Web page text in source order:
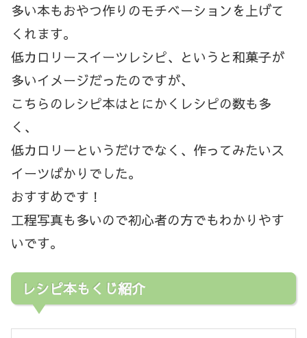
多い本もおやつ作りのモチベーションを上げて
くれます。
低カロリースイーツレシピ、というと和菓子が
多いイメージだったのですが、
こちらのレシピ本はとにかくレシピの数も多
く、
低カロリーというだけでなく、作ってみたいス
イーツばかりでした。
おすすめです！
工程写真も多いので初心者の方でもわかりやす
いです。
レシピ本もくじ紹介